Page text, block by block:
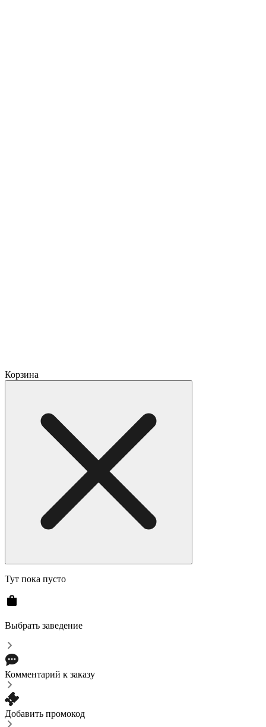
Корзина
Тут пока пусто
Выбрать заведение
Комментарий к заказу
Добавить промокод